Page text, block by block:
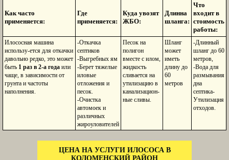
Как часто
применяется:
Где
применяется:
Куда увозят
ЖБО:
Длинна
шланга:
Что
входит в
стоимость
работы:
Илососная машина
использу-ется для откачки
давольно редко, это может
быть 1 раз в 2-а года или
чаще, в зависимости от
грунта и частоты
наполнения.
-Откачка
септиков
-Выгребных ям
-Берет тяжелые
иловые
отложения и
песок.
-Очистка
автомоек и
различных
жироуловителей
Песок на
полигон
вместе с илом,
жидкость
сливается на
утилизацию в
канализацион-
ные сливы.
Шланг
может
иметь
длину до
60
метров
-Длинный
шланг до 60
метров,
-Вода для
размывания
дна
септика-
Утилизация
отходов.
ЦЕНА НА УСЛУГИ ИЛОСОСА В
КОЛОМЕНСКИЙ РАЙОН